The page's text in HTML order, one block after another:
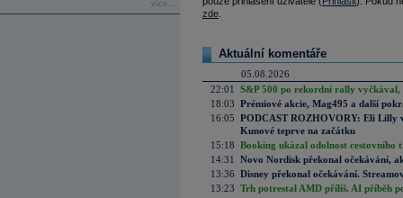
více...
zde
Aktuální komentáře
05.08.2026
22:01
S&P 500 po rekordní rally vyčkával,
18:03 Prémiové akcie, Mag495 a další
16:05 PODCAST ROZHOVORY: Eli Lilly
Kunové teprve na začátku
15:18 Booking ukázal odolnost cestovního
14:31
Novo Nordisk překonal očekávání,
13:36 Disney překonal očekávání.
13:23 Trh potrestal AMD příliš. AI příběh